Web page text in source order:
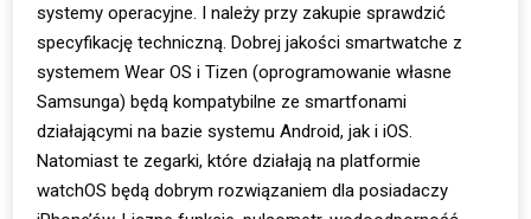
systemy operacyjne. I należy przy zakupie sprawdzić
specyfikację techniczną. Dobrej jakości smartwatche z
systemem Wear OS i Tizen (oprogramowanie własne
Samsunga) będą kompatybilne ze smartfonami
działającymi na bazie systemu Android, jak i iOS.
Natomiast te zegarki, które działają na platformie
watchOS będą dobrym rozwiązaniem dla posiadaczy